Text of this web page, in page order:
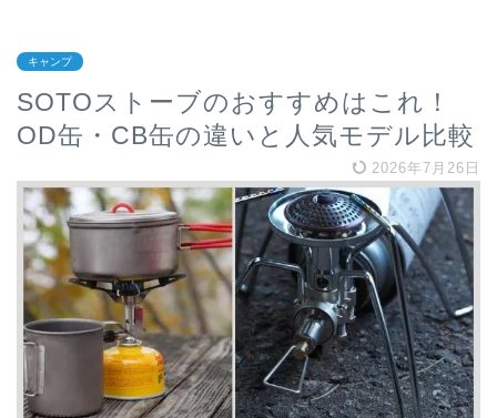
キャンプ
SOTOストーブのおすすめはこれ！
OD缶・CB缶の違いと人気モデル比較
2026年7月26日